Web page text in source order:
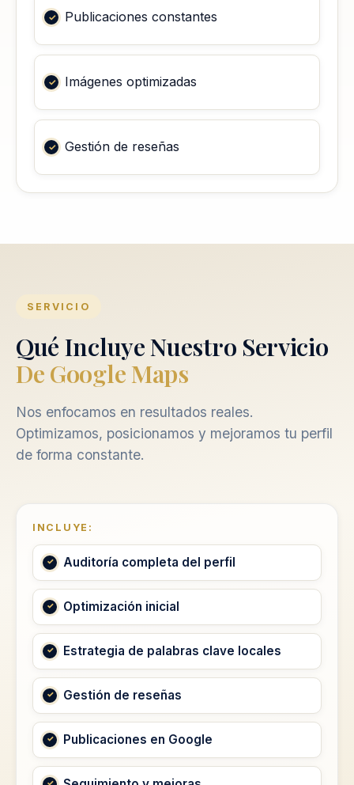
Publicaciones constantes
Imágenes optimizadas
Gestión de reseñas
SERVICIO
Qué Incluye Nuestro Servicio
De Google Maps
Nos enfocamos en resultados reales.
Optimizamos, posicionamos y mejoramos tu perfil
de forma constante.
INCLUYE:
Auditoría completa del perfil
Optimización inicial
Estrategia de palabras clave locales
Gestión de reseñas
Publicaciones en Google